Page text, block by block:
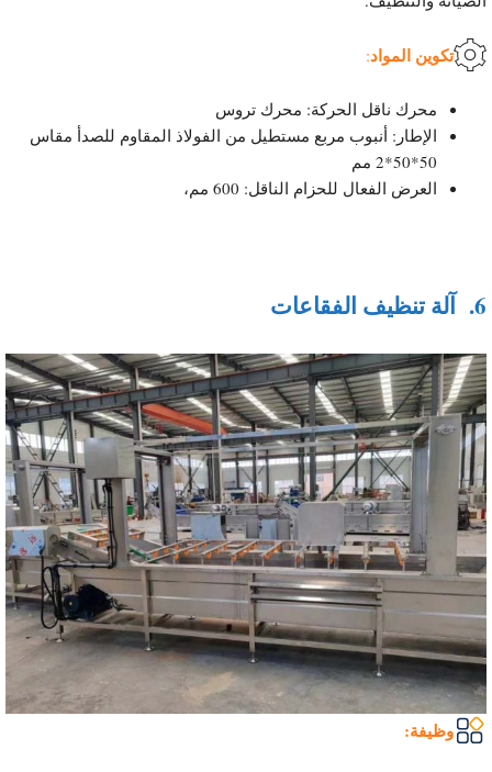
تكوين المواد:
محرك ناقل الحركة: محرك تروس
الإطار: أنبوب مربع مستطيل من الفولاذ المقاوم للصدأ مقاس
50*50*2 مم
العرض الفعال للحزام الناقل: 600 مم،
6. آلة تنظيف الفقاعات
وظيفة: